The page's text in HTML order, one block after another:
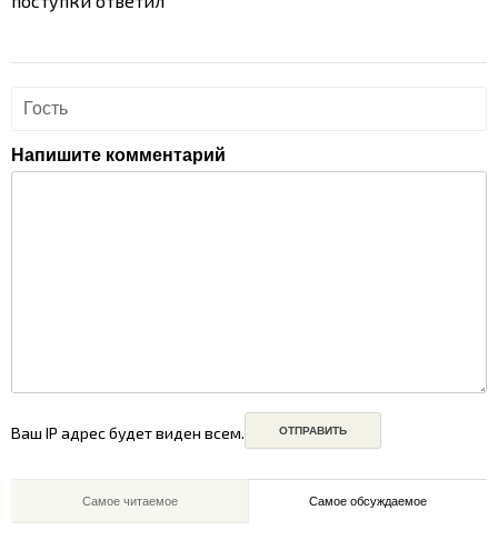
Напишите комментарий
Ваш IP адрес будет виден всем.
Самое читаемое Самое обсуждаемое